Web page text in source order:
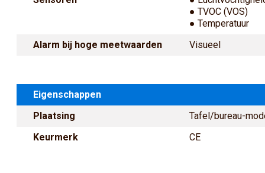
● TVOC (VOS)
● Temperatuur
Alarm bij hoge meetwaarden
Visueel
Eigenschappen
Plaatsing
Tafel/bureau-
Keurmerk
CE